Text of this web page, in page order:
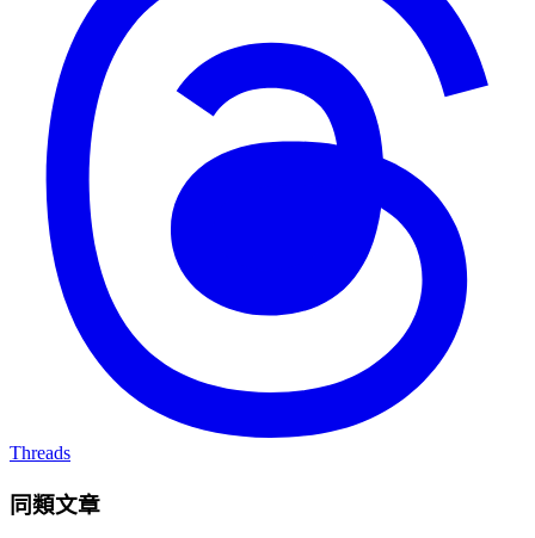
Threads
同類文章